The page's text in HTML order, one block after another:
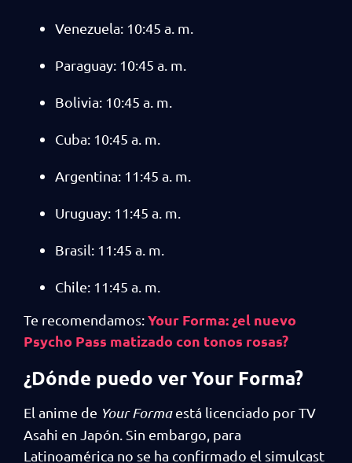
Venezuela: 10:45 a. m.
Paraguay: 10:45 a. m.
Bolivia: 10:45 a. m.
Cuba: 10:45 a. m.
Argentina: 11:45 a. m.
Uruguay: 11:45 a. m.
Brasil: 11:45 a. m.
Chile: 11:45 a. m.
Te recomendamos:Your Forma: ¿el nuevo
Psycho Pass matizado con tonos rosas?
¿Dónde puedo ver Your Forma?
El anime de Your Formaestá licenciado por TV
Asahi en Japón. Sin embargo, para
Latinoamérica no se ha confirmado el simulcast